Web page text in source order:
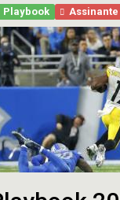
Playbook Assinante